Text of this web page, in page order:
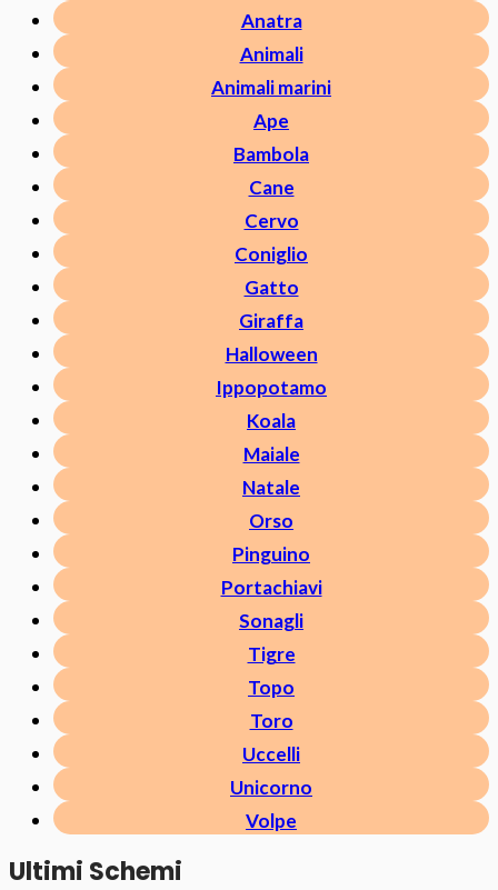
Anatra
Animali
Animali marini
Ape
Bambola
Cane
Cervo
Coniglio
Gatto
Giraffa
Halloween
Ippopotamo
Koala
Maiale
Natale
Orso
Pinguino
Portachiavi
Sonagli
Tigre
Topo
Toro
Uccelli
Unicorno
Volpe
Ultimi Schemi